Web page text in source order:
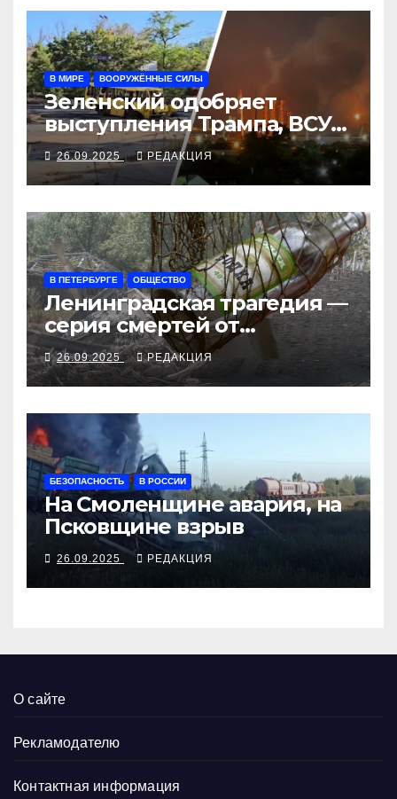
В МИРЕ ВООРУЖЁННЫЕ СИЛЫ
Зеленский одобряет
выступления Трампа, ВСУ
закрыли Добропольский
рубеж
26.09.2025 РЕДАКЦИЯ
В ПЕТЕРБУРГЕ ОБЩЕСТВО
Ленинградская трагедия —
серия смертей от
алкосуррогата
26.09.2025 РЕДАКЦИЯ
БЕЗОПАСНОСТЬ В РОССИИ
На Смоленщине авария, на
Псковщине взрыв
26.09.2025 РЕДАКЦИЯ
О сайте
Рекламодателю
Контактная информация